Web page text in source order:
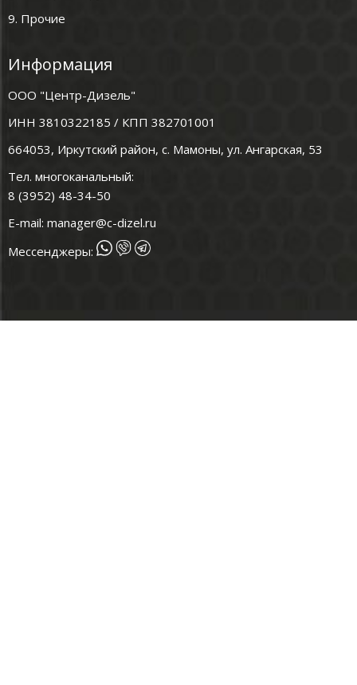
9. Прочие
Информация
ООО "Центр-Дизель"
ИНН 3810322185 / КПП 382701001
664053, Иркутский район, с. Мамоны, ул. Ангарская, 53
Тел. многоканальный:
8 (3952) 48-34-50
E-mail: manager@c-dizel.ru
Мессенджеры: